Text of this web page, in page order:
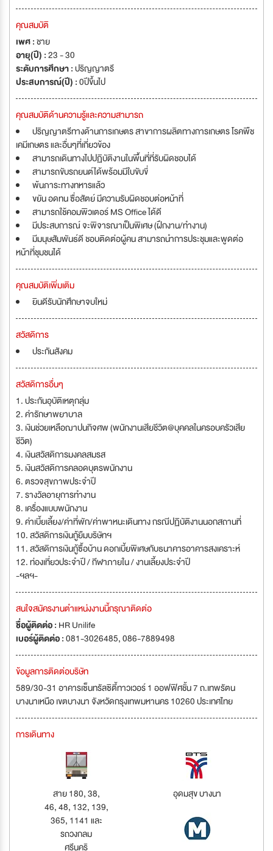
คุณสมบัติ
เพศ :ชาย
อายุ(ปี) :23 - 30
ระดับการศึกษา :ปริญญาตรี
ประสบการณ์(ปี) :0ปีขึ้นไป
คุณสมบัติด้านความรู้และความสามารถ
ปริญญาตรีทางด้านการเกษตร สาขาการผลิตทางการเกษตร โรคพืช
เคมีเกษตร และอื่นๆที่เกี่ยวข้อง
สามารถเดินทางไปปฏิบัติงานในพื้นที่ที่รับผิดชอบได้
สามารถขับรถยนต์ได้พร้อมมีใบขับขี่
พ้นภาระทางทหารแล้ว
ขยัน อดทน ซื่อสัตย์ มีความรับผิดชอบต่อหน้าที่
สามารถใช้คอมพิวเตอร์ MS Office ได้ดี
มีประสบการณ์ จะพิจารณาเป็นพิเศษ (ฝึกงาน/ทำงาน)
มีมนุษสัมพันธ์ดี ชอบติดต่อผู้คน สามารถนำการประชุมและพูดต่อ
หน้าที่ชุมชนได้
คุณสมบัติเพิ่มเติม
ยินดีรับนักศึกษาจบใหม่
สวัสดิการ
ประกันสังคม
สวัสดิการอื่นๆ
1. ประกันอุบัติเหตุกลุ่ม
2. ค่ารักษาพยาบาล
3. เงินช่วยเหลือฌาปนกิจศพ (พนักงานเสียชีวิต@บุคคลในครอบครัวเสีย
ชีวิต)
4. เงินสวัสดิการมงคลสมรส
5. เงินสวัสดิการคลอดบุตรพนักงาน
6. ตรวจสุขภาพประจำปี
7. รางวัลอายุการทำงาน
8. เครื่องแบบพนักงาน
9. ค่าเบี้ยเลี้ยง/ค่าที่พัก/ค่าพาหนะเดินทาง กรณีปฏิบัติงานนอกสถานที่
10. สวัสดิการเงินกู้ยืมบริษัทฯ
11. สวัสดิการเงินกู้ซื้อบ้าน ดอกเบี้ยพิเศษกับธนาคารอาคารสงเคราะห์
12. ท่องเที่ยวประจำปี / กีฬาภายใน / งานเลี้ยงประจำปี
-ฯลฯ-
สนใจสมัครงานตำแหน่งงานนี้กรุณาติดต่อ
ชื่อผู้ติดต่อ : HR Unilife
เบอร์ผู้ติดต่อ :081-3026485, 086-7889498
ข้อมูลการติดต่อบริษัท
589/30-31 อาคารเซ็นทรัลซิตี้ทาวเวอร์ 1 ออฟฟิศชั้น 7 ถ.เทพรัตน
บางนาเหนือ เขตบางนา จังหวัดกรุงเทพมหานคร 10260 ประเทศไทย
การเดินทาง
สาย 180, 38,
46, 48, 132, 139,
365, 1141 และ
รถวงกลม
ศรีนคริ
อุดมสุข บางนา